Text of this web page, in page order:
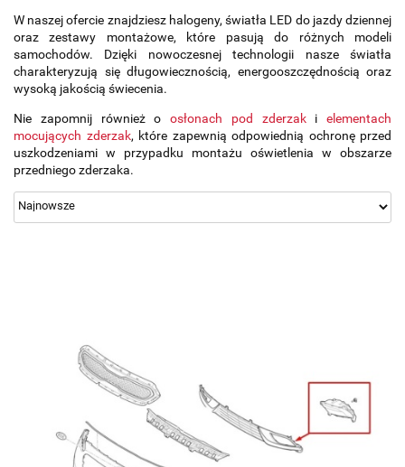
W naszej ofercie znajdziesz halogeny, światła LED do jazdy dziennej
oraz zestawy montażowe, które pasują do różnych modeli
samochodów. Dzięki nowoczesnej technologii nasze światła
charakteryzują się długowiecznością, energooszczędnością oraz
wysoką jakością świecenia.
Nie zapomnij również o osłonach pod zderzaki elementach
mocujących zderzak, które zapewnią odpowiednią ochronę przed
uszkodzeniami w przypadku montażu oświetlenia w obszarze
przedniego zderzaka.